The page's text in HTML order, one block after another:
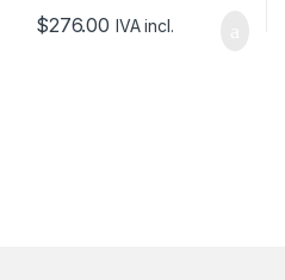
$276.00 IVA incl.